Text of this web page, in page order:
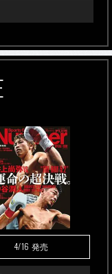
4/16 発売